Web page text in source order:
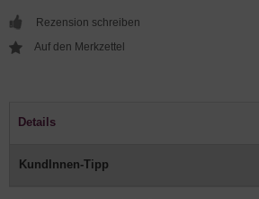
Rezension schreiben
Details
KundInnen-Tipp